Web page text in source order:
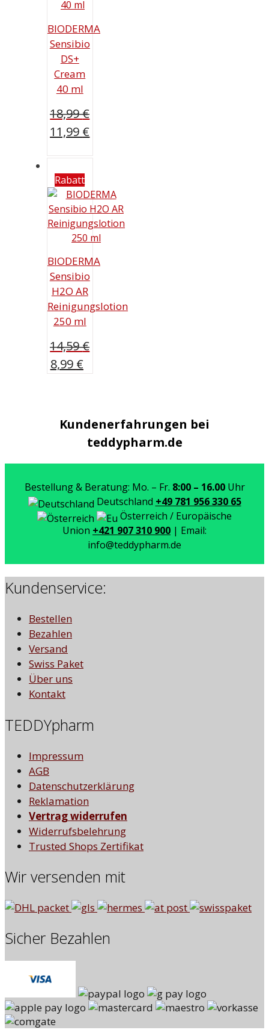
BIODERMA
Sensibio
DS+
Cream
40 ml
18,99€
Ursprünglicher
18,99 €
11,99 €
ist:
11,99 €.
Rabatt
BIODERMA
Sensibio
H2O AR
Reinigungslotion
250 ml
14,59€
Ursprünglicher
8,99 €Aktueller
Kundenerfahrungen bei
teddypharm.de
Bestellung & Beratung: Mo. – Fr. 8:00 – 16.00Uhr
Deutschland +49 781 956 330 65
Österreich / Europäische
Union +421 907 310 900 | Email:
info@teddypharm.de
Kundenservice:
Bestellen
Bezahlen
Versand
Swiss Paket
Über uns
Kontakt
TEDDYpharm
Impressum
AGB
Datenschutzerklärung
Reklamation
Vertrag widerrufen
Widerrufsbelehrung
Trusted Shops Zertifikat
Wir versenden mit
Sicher Bezahlen